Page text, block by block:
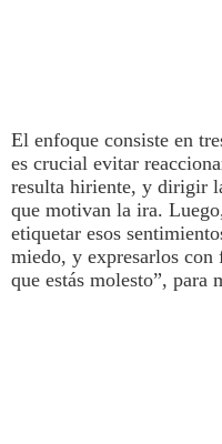
El enfoque consiste en
es crucial evitar
resulta hiriente, y dirigir
que motivan la ira.
etiquetar esos
miedo, y expresarlos con
que estás molesto”, para